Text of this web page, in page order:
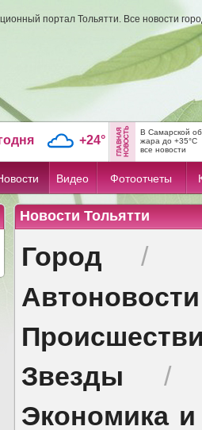
портал Тольятти. Все новости
+24°
В Самарской
жара до +35°C
все новости
Видео Фотоотчеты
Новости Тольятти
Город /
Автоновости
Звезды
Экономика